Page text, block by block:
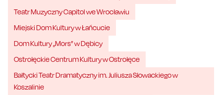
Teatr Muzyczny Capitol we Wrocławiu
Miejski Dom Kultury w Łańcucie
Dom Kultury „Mors” w Dębicy
Ostrołęckie Centrum Kultury w Ostrołęce
Bałtycki Teatr Dramatyczny im. Juliusza Słowackiego w
Koszalinie